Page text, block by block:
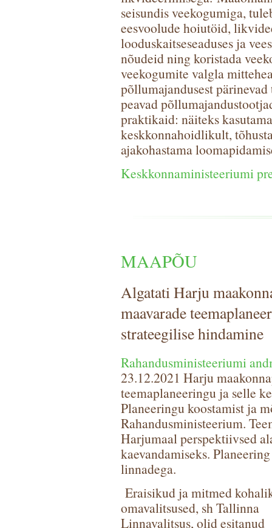
seisundis veekogumiga,
eesvoolude hoiutöid,
looduskaitseseaduses ja
nõudeid ning koristada
veekogumite valgla
põllumajandusest
peavad
praktikaid: näiteks
keskkonnahoidlikult,
ajakohastama
Keskkonnaministeeriumi
MAAPÕU
Algatati Harju
maavarade
strateegilise hindamine
Rahandusministeeriumi
23.12.2021 Harju
teemaplaneeringu ja selle
Planeeringu koostamist ja
Rahandusministeerium.
Harjumaal perspektiivsed
kaevandamiseks.
linnadega.
Eraisikud ja mitmed
omavalitsused, sh Tallinna
Linnavalitsus, olid esitanud